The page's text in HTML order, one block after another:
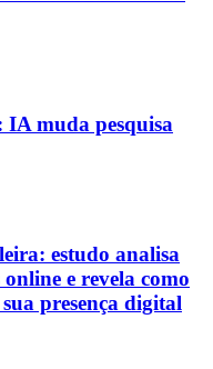
IA muda pesquisa
estudo analisa
e revela como
presença digital